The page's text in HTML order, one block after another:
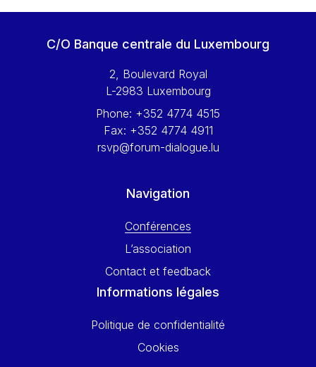
Walter Hagg
Wolfgang Ketterle
Yossi Beillin
Yves FRANCHET
C/O Banque centrale du Luxembourg
2, Boulevard Royal
L-2983 Luxembourg
Phone: +352 4774 4515
Fax: +352 4774 4911
rsvp@forum-dialogue.lu
Navigation
Conférences
L’association
Contact et feedback
Informations légales
Politique de confidentialité
Cookies